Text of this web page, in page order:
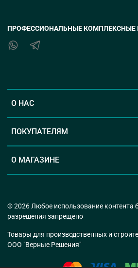
О НАС
ПОКУПАТЕЛЯМ
О МАГАЗИНЕ
ПРОФЕССИОНАЛЬНЫЕ КОМПЛЕКСНЫЕ
© 2026 Любое использование контента
разрешения запрещено
Товары для производственных и
ООО "Верные Решения"